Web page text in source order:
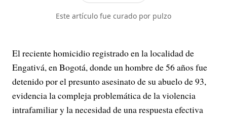
Este artículo fue curado por pulzo
El reciente homicidio registrado en la localidad de
Engativá, en Bogotá, donde un hombre de 56 años fue
detenido por el presunto asesinato de su abuelo de 93,
evidencia la compleja problemática de la violencia
intrafamiliar y la necesidad de una respuesta efectiva